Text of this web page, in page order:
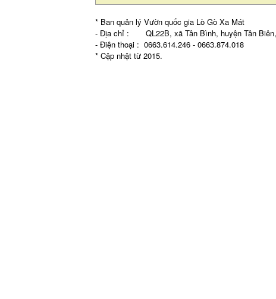
* Ban quản lý Vườn quốc gia Lò Gò Xa Mát
- Địa chỉ : QL22B, xã Tân Bình, huyện Tân Biên,
- Điện thoại : 0663.614.246 - 0663.874.018
* Cập nhật từ 2015.